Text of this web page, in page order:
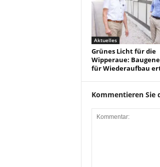
Aktuelles
Grünes Licht für die
Wipperaue:
für Wiederaufbau
Kommentieren Sie